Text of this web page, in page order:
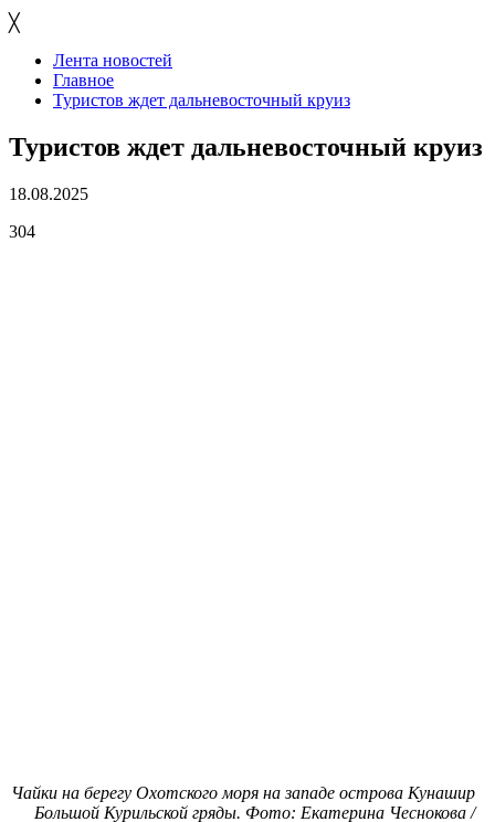
╳
Лента новостей
Главное
Туристов ждет дальневосточный круиз
Туристов ждет дальневосточный круиз
18.08.2025
304
Чайки на берегу Охотского моря на западе острова Кунашир
Большой Курильской гряды. Фото: Екатерина Чеснокова /